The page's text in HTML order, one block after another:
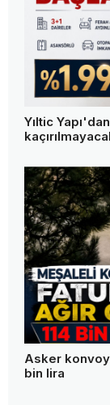
Yıltic
Asker
bin lira